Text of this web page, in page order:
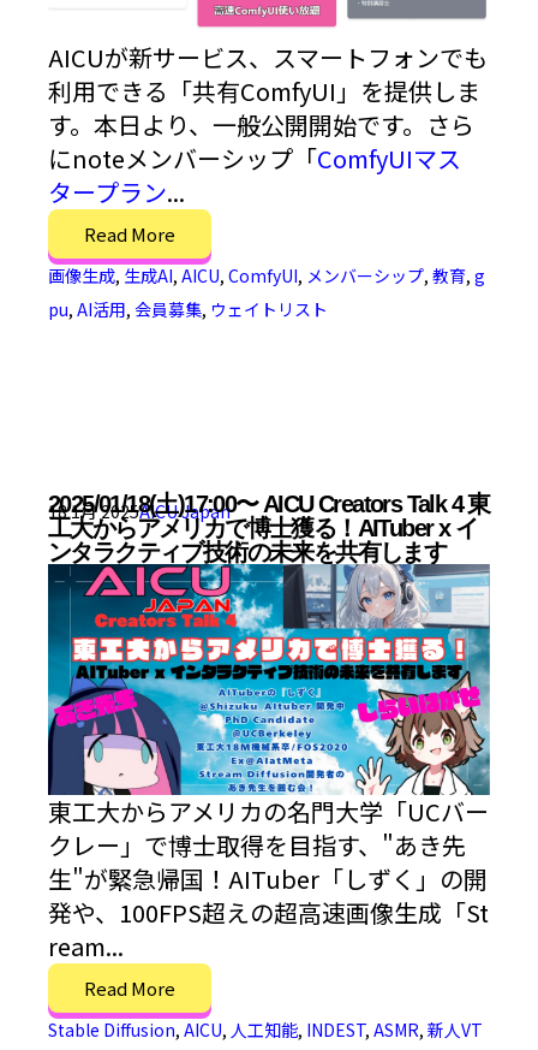
AICUが新サービス、スマートフォンでも
利用できる「共有ComfyUI」を提供しま
す。本日より、一般公開開始です。さら
にnoteメンバーシップ「ComfyUIマス
タープラン...
Read More
画像生成, 生成AI, AICU, ComfyUI, メンバーシップ, 教育, g
pu, AI活用, 会員募集, ウェイトリスト
2025/01/18(土)17:00〜 AICU Creators Talk 4 東
工大からアメリカで博士獲る！AITuber x イ
ンタラクティブ技術の未来を共有します
18 1月 2025AICU Japan
東工大からアメリカの名門大学「UCバー
クレー」で博士取得を目指す、"あき先
生"が緊急帰国！AITuber「しずく」の開
発や、100FPS超えの超高速画像生成「St
ream...
Read More
Stable Diffusion, AICU, 人工知能, INDEST, ASMR, 新人VT